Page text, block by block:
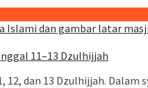
11–13 Dzulhijjah
12, dan 13 Dzulhijjah.